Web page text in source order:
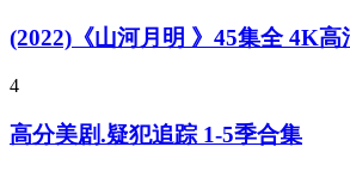
(2022)《山河月明 》45集全 4K高
4
高分美剧.疑犯追踪 1-5季合集